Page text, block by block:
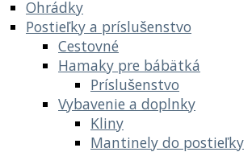
Ohrádky
Postieľky a príslušenstvo
Cestovné
Hamaky pre bábätká
Príslušenstvo
Vybavenie a doplnky
Kliny
Mantinely do postieľky